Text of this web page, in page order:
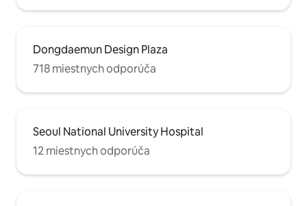
Dongdaemun Design Plaza
718 miestnych odporúča
Seoul National University Hospital
12 miestnych odporúča